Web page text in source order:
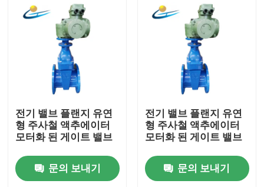
전기 밸브 플랜지 유연
형 주사철 액추에이터
모터화 된 게이트 밸브
문의 보내기
전기 밸브 플랜지 유연
형 주사철 액추에이터
모터화 된 게이트 밸브
문의 보내기